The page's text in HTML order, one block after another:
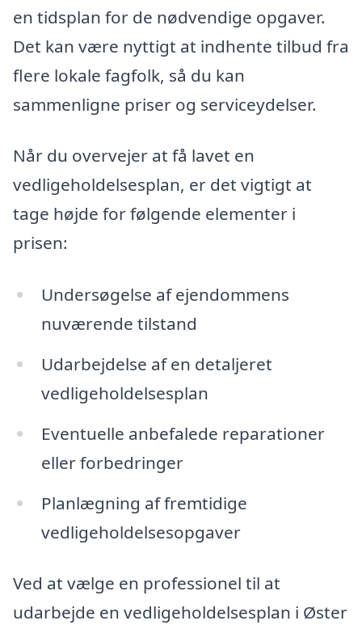
en tidsplan for de nødvendige opgaver.
Det kan være nyttigt at indhente tilbud fra
flere lokale fagfolk, så du kan
sammenligne priser og serviceydelser.
Når du overvejer at få lavet en
vedligeholdelsesplan, er det vigtigt at
tage højde for følgende elementer i
prisen:
Undersøgelse af ejendommens
nuværende tilstand
Udarbejdelse af en detaljeret
vedligeholdelsesplan
Eventuelle anbefalede reparationer
eller forbedringer
Planlægning af fremtidige
vedligeholdelsesopgaver
Ved at vælge en professionel til at
udarbejde en vedligeholdelsesplan i Øster